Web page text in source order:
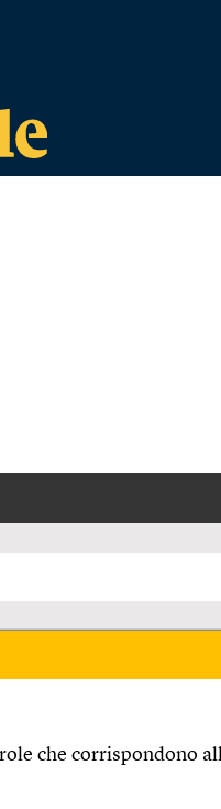
che corrispondono